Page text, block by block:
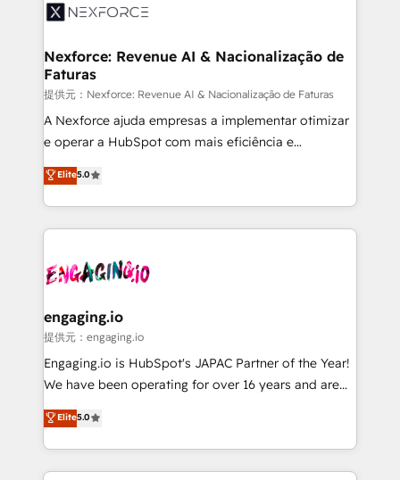
Implementation & Migration Onboarding across all
Station, Freshdesk, Intercom, and more. Custom
objects, automations, and integrations built for
growth. 🚀 AI-Driven GTM Orchestration Unify
HubSpot with LinkedIn, WhatsApp, email, paid
media, and AI voice to drive pipeline. 🤖 AI Custom
prospecting, follow-ups, service triage, and
knowledge retrieval—built in HubSpot. ⚡ Fast-Track
advanced optimization & adoption 📍 São Paulo, BR
• Des Moines, IA • New York, NY
Nexforce: Revenue AI & Nacionalização de
Faturas
提供元：Nexforce: Revenue AI & Nacionalização de Faturas
A Nexforce ajuda empresas a implementar otimizar
e operar a HubSpot com mais eficiência e
previsibilidade de receita. Combinamos Revenue
Operations (RevOps) e Inteligência Artificial para
estruturar processos integrar sistemas organizar
dados e automatizar operações. O objetivo é
operacional de receita conectando equipes
Também somos distribuidores oficiais da HubSpot
e de mais de 150 softwares globais permitindo
contratar e pagar a HubSpot em reais com nota
fiscal no Brasil e gerar economia de até 50% na
Oferecemos ainda agentes de IA especializados em
HubSpot que automatizam tarefas executam rotinas
Elite5.0
engaging.io
提供元：engaging.io
Engaging.io is HubSpot's JAPAC Partner of the Year!
We have been operating for over 16 years and are
one of HubSpot's most experienced and technically
capable Agency Partners globally. We specialise in
complex CRM migrations, implementations,
integrations, custom CMS portal development,
Elite5.0